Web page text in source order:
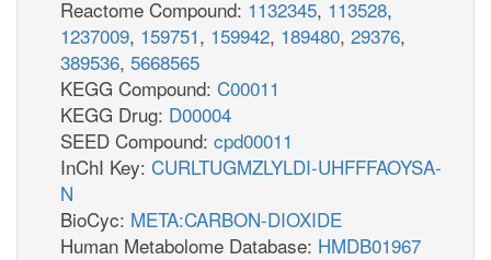
Reactome Compound: 1132345, 113528,
1237009, 159751, 159942, 189480, 29376,
389536, 5668565
KEGG Compound: C00011
KEGG Drug: D00004
SEED Compound: cpd00011
InChI Key: CURLTUGMZLYLDI-UHFFFAOYSA-
N
BioCyc: META:CARBON-DIOXIDE
Human Metabolome Database: HMDB01967